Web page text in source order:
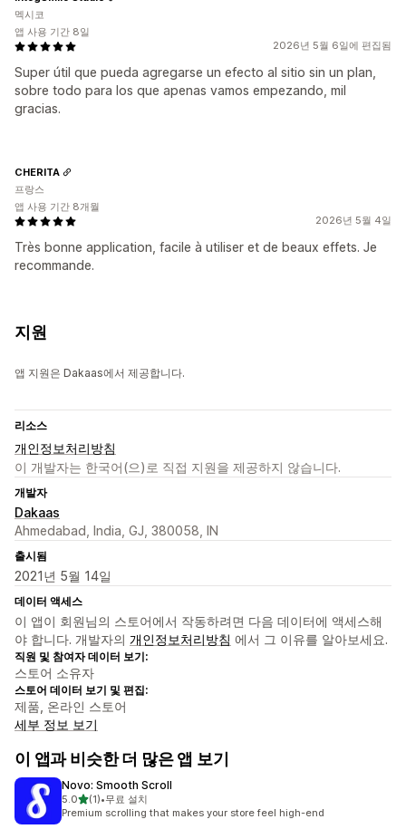
2026년 5월 6일에 편집됨
Super útil que pueda agregarse un efecto al sitio sin un plan,
sobre todo para los que apenas vamos empezando, mil
gracias.
멕시코
앱 사용 기간 8일
2026년 5월 4일
Très bonne application, facile à utiliser et de beaux effets. Je
recommande.
CHERITA
프랑스
앱 사용 기간 8개월
지원
앱 지원은 Dakaas에서 제공합니다.
리소스
개인정보처리방침
이 개발자는 한국어(으)로 직접 지원을 제공하지 않습니다.
개발자
Dakaas
Ahmedabad, India, GJ, 380058, IN
출시됨
2021년 5월 14일
데이터 액세스
이 앱이 회원님의 스토어에서 작동하려면 다음 데이터에 액세스해
야 합니다. 개발자의 개인정보처리방침 에서 그 이유를 알아보세요.
직원 및 참여자 데이터 보기:
스토어 소유자
스토어 데이터 보기 및 편집:
제품, 온라인 스토어
세부 정보 보기
이 앱과 비슷한 더 많은 앱 보기
Novo: Smooth Scroll
5.0별 5개 중
(1)
총 리뷰 1개
•무료 설치
Premium scrolling that makes your store feel high-end